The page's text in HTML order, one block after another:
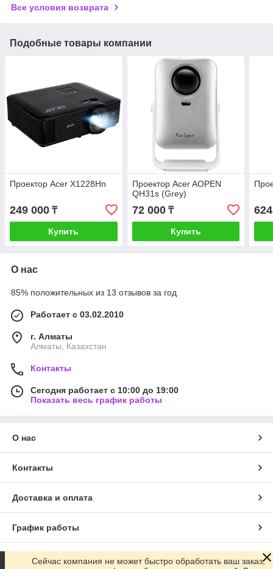
Все условия возврата
Подобные товары компании
Проектор Acer X1228Hn
249 000 ₸
Купить
Проектор Acer AOPEN
QH31s (Grey)
72 000₸
Купить
О нас
85% положительных из 13 отзывов за год
Работает с 03.02.2010
г. Алматы
Алматы, Казахстан
Контакты
Сегодня работает с 10:00 до 19:00
Показать весь график работы
О нас
Контакты
Доставка и оплата
График работы
Полная версия сайта
Сейчас компания не может быстро обработать ваш заказ,